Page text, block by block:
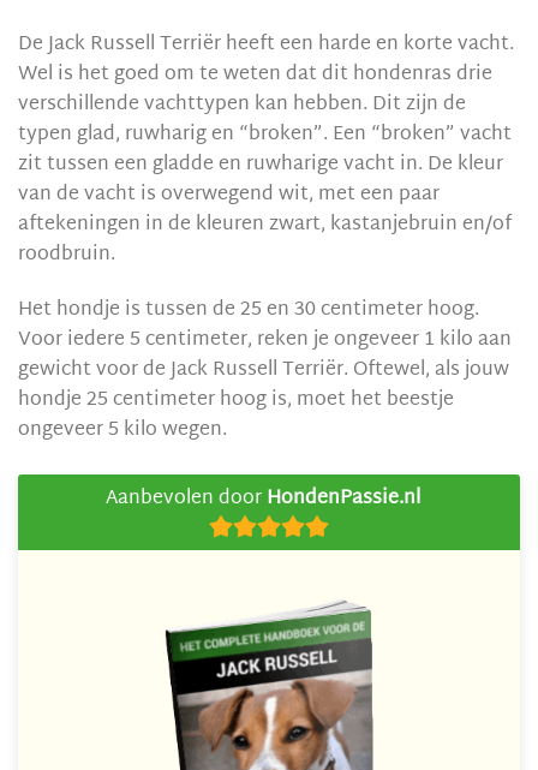
De Jack Russell Terriër heeft een harde en korte vacht.
Wel is het goed om te weten dat dit hondenras drie
verschillende vachttypen kan hebben. Dit zijn de
typen glad, ruwharig en “broken”. Een “broken” vacht
zit tussen een gladde en ruwharige vacht in. De kleur
van de vacht is overwegend wit, met een paar
aftekeningen in de kleuren zwart, kastanjebruin en/of
roodbruin.
Het hondje is tussen de 25 en 30 centimeter hoog.
Voor iedere 5 centimeter, reken je ongeveer 1 kilo aan
gewicht voor de Jack Russell Terriër. Oftewel, als jouw
hondje 25 centimeter hoog is, moet het beestje
ongeveer 5 kilo wegen.
Aanbevolen doorHondenPassie.nl